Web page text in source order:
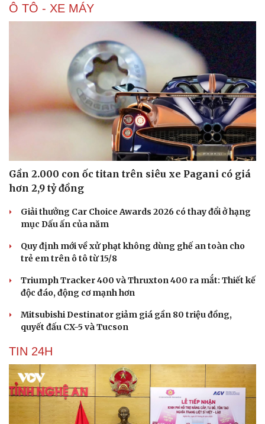
Ô TÔ - XE MÁY
Gần 2.000 con ốc titan trên siêu xe Pagani có giá
hơn 2,9 tỷ đồng
Giải thưởng Car Choice Awards 2026 có thay đổi ở hạng
mục Dấu ấn của năm
Quy định mới về xử phạt không dùng ghế an toàn cho
trẻ em trên ô tô từ 15/8
Triumph Tracker 400 và Thruxton 400 ra mắt: Thiết kế
độc đáo, động cơ mạnh hơn
Mitsubishi Destinator giảm giá gần 80 triệu đồng,
quyết đấu CX-5 và Tucson
TIN 24H